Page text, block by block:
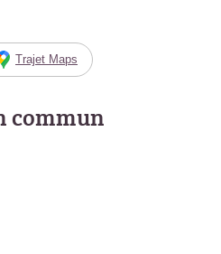
Trajet Maps
commun